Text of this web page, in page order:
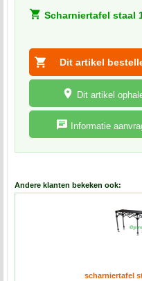
Scharniertafel staal
Dit artikel
Informatie
Andere klanten bekeken ook:
scharniertafel